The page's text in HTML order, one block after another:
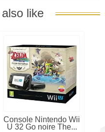
like
Console Nintendo Wii
U 32 Go noire The...